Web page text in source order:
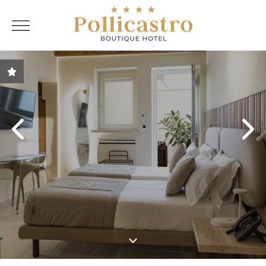
Garanzia del miglior
prezzo
Soluzioni di soggiorno
personallizzate